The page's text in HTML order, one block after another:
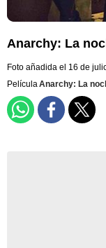
Anarchy: La
Foto añadida el 16 de
PelículaAnarchy: La